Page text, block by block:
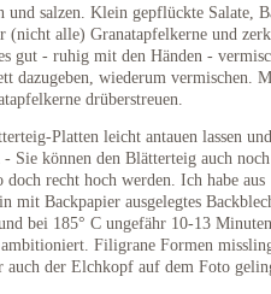
und salzen. Klein gepflückte Salate,
(nicht alle) Granatapfelkerne und
gut - ruhig mit den Händen -
dazugeben, wiederum vermischen.
drüberstreuen.
Platten leicht antauen lassen
- Sie können den Blätterteig auch
recht hoch werden. Ich habe aus
mit Backpapier ausgelegtes
bei 185° C ungefähr 10-13
Filigrane Formen
auch der Elchkopf auf dem Foto